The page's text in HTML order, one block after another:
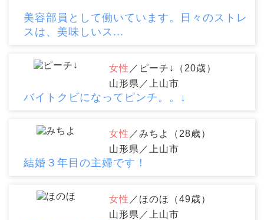
美容部員として働いています。日々のストレ
スは、美味しいス...
女性 ／ピーチ↓（20歳）
山形県／上山市
バイトクビになってピンチ。。↓
女性 ／みちよ（28歳）
山形県／上山市
結婚３年目の主婦です！
女性 ／ほのほ（49歳）
山形県／上山市